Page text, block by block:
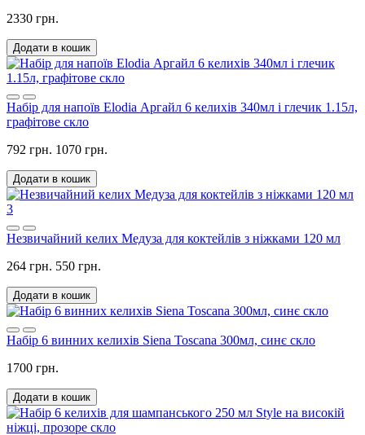
2330 грн.
Додати в кошик
Набір для напоїв Elodia Аргайл 6 келихів 340мл і глечик 1.15л,
графітове скло
792 грн. 1070 грн.
Додати в кошик
3
Незвичайний келих Медуза для коктейлів з ніжками 120 мл
264 грн. 550 грн.
Додати в кошик
Набір 6 винних келихів Siena Toscana 300мл, синє скло
1700 грн.
Додати в кошик